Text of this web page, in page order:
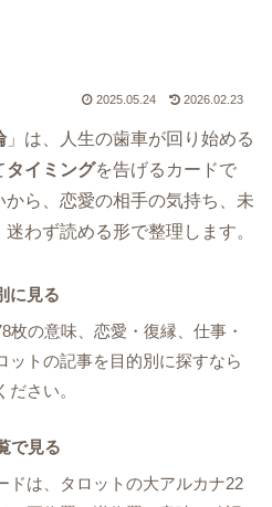
2025.05.24 2026.02.23
」は、人生の歯車が回り始める
タイミングを告げるカードで
ら、恋愛の相手の気持ち、未
わず読める形で整理します。
に見る
枚の意味、恋愛・復縁、仕事・
ットの記事を目的別に探すなら
ださい。
で見る
ドは、タロットの大アルカナ22